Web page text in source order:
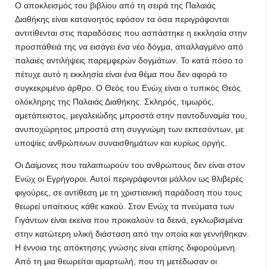
Ο αποκλεισμός του βιβλίου από τη σειρά της Παλαιάς
Διαθήκης είναι κατανοητός εφόσον τα όσα περιγράφονται
αντιτίθενται στις παραδόσεις που ασπάστηκε η εκκλησία στην
προσπάθειά της να εισάγει ένα νέο δόγμα, απαλλαγμένο από
παλαιές αντιλήψεις παρεμφερών δογμάτων. Το κατά πόσο το
πέτυχε αυτό η εκκλησία είναι ένα θέμα που δεν αφορά το
συγκεκριμένο άρθρο. Ο Θεός του Ενώχ είναι ο τυπικός Θεός
ολόκληρης της Παλαιάς Διαθήκης. Σκληρός, τιμωρός,
αμετάπειστος, μεγαλειώδης μπροστά στην παντοδυναμία του,
ανυποχώρητος μπροστά στη συγγνώμη των εκπεσόντων, με
υποψίες ανθρώπινων συναισθημάτων και κυρίως οργής.
Οι Δαίμονες που ταλαιπωρούν του ανθρώπους δεν είναι στον
Ενώχ οι Εγρήγοροι. Αυτοί περιγράφονται μάλλον ως θλιβερές
φιγούρες, σε αντίθεση με τη χριστιανική παράδοση που τους
θεωρεί υπαίτιους κάθε κακού. Στον Ενώχ τα πνεύματα των
Γιγάντων είναι εκείνα που προκαλούν τα δεινά, εγκλωβισμένα
στην κατώτερη υλική διάσταση από την οποία και γεννήθηκαν.
Η έννοια της απόκτησης γνώσης είναι επίσης διφορούμενη.
Από τη μια θεωρείται αμαρτωλή, που τη μετέδωσαν οι